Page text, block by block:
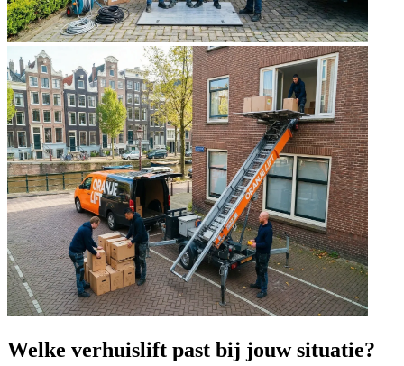
Welke verhuislift past bij jouw situatie?